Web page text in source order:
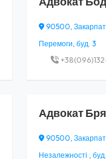
90500,
Перемоги, буд. 3
Адвокат
90500,
Незалежності ,